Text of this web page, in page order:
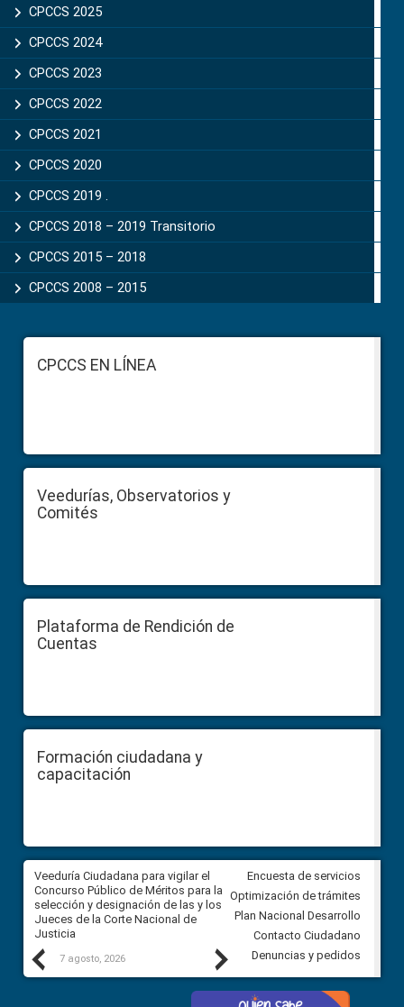
CPCCS 2025
CPCCS 2024
CPCCS 2023
CPCCS 2022
CPCCS 2021
CPCCS 2020
CPCCS 2019 .
CPCCS 2018 – 2019 Transitorio
CPCCS 2015 – 2018
CPCCS 2008 – 2015
FooterCPCCS EN LÍNEA
Veedurías, Observatorios y
Comités
Plataforma de Rendición de
Cuentas
Formación ciudadana y
capacitación
Previous
Veeduría Ciudadana para vigilar el
Concurso Público de Méritos para la
selección y designación de las y los
Jueces de la Corte Nacional de
Justicia
7 agosto, 2026
Veeduría para realizar el
seguimiento de la gestión
Autónomo Descentralizado
parroquial rural de Calacalí
6 agosto, 2026
Next
Encuesta de servicios
Optimización de trámites
Plan Nacional Desarrollo
Contacto Ciudadano
Denuncias y pedidos